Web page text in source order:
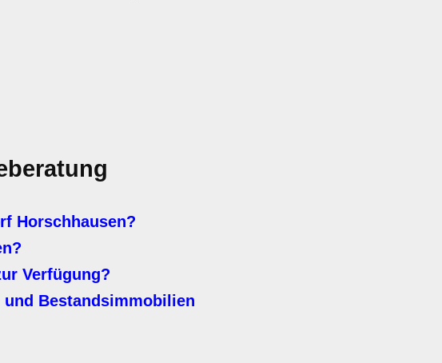
Horschhausen?
Verfügung?
Bestandsimmobilien